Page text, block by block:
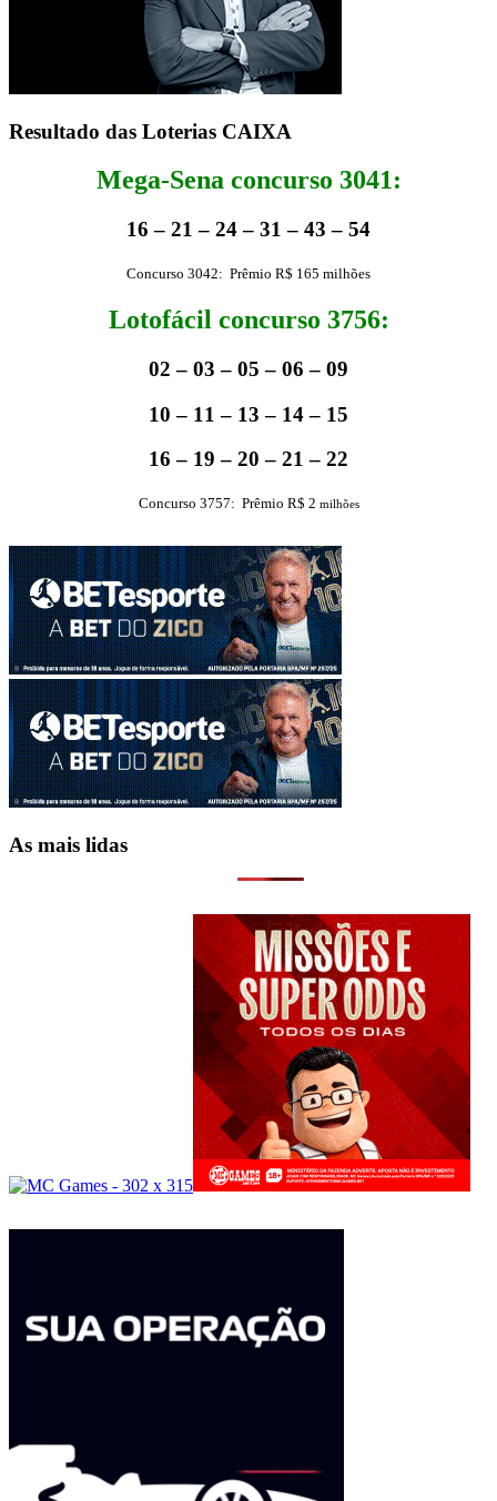
Resultado das Loterias CAIXA
Mega-Sena concurso 3041:
16 – 21 – 24 – 31 – 43 – 54
Concurso 3042: Prêmio R$ 165 milhões
Lotofácil concurso 3756:
02 – 03 – 05 – 06 – 09
10 – 11 – 13 – 14 – 15
16 – 19 – 20 – 21 – 22
Concurso 3757: Prêmio R$ 2 milhões
As mais lidas